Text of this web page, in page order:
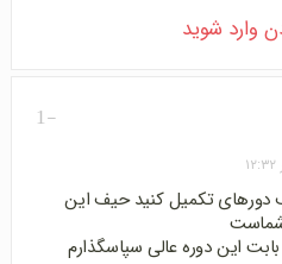
وارد شوید
-1
دورهای تکمیل کنید حیف این
شماست
این دوره عالی سپاسگذارم